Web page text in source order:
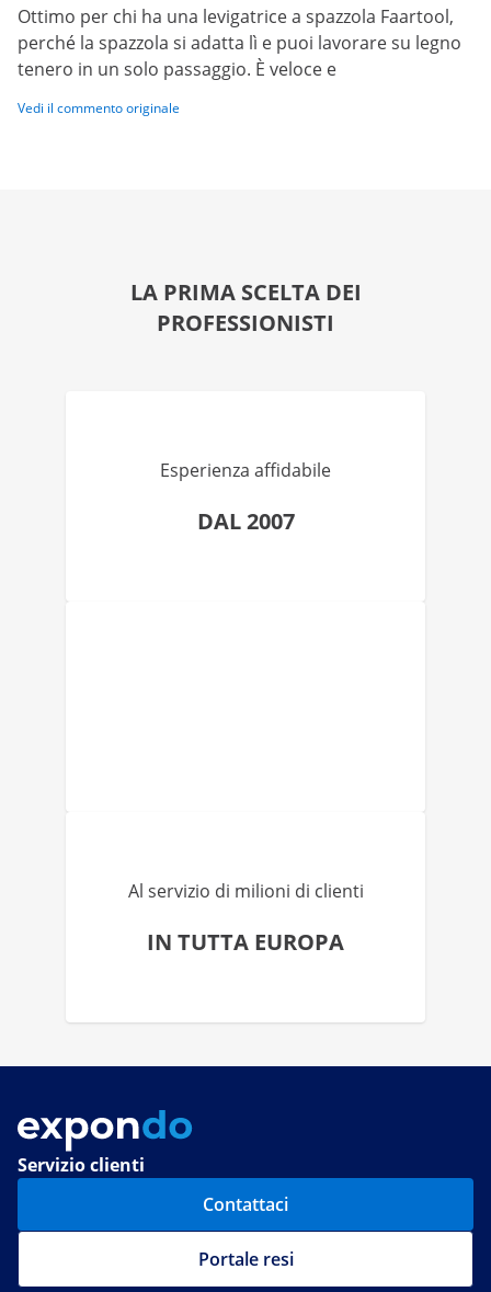
Ottimo per chi ha una levigatrice a spazzola Faartool,
perché la spazzola si adatta lì e puoi lavorare su legno
tenero in un solo passaggio. È veloce e
Vedi il commento originale
LA PRIMA SCELTA DEI
PROFESSIONISTI
Esperienza affidabile
DAL 2007
Al servizio di milioni di clienti
IN TUTTA EUROPA
Servizio clienti
Contattaci
Portale resi